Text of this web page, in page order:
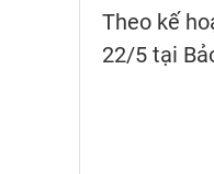
Theo kế
22/5 tại